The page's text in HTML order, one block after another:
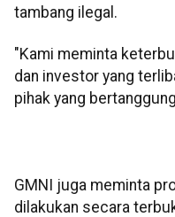
tambang ilegal.
"Kami meminta
dan investor yang
pihak yang
GMNI juga meminta
dilakukan secara